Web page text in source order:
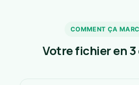
COMMENT ÇA
Votre fichier en